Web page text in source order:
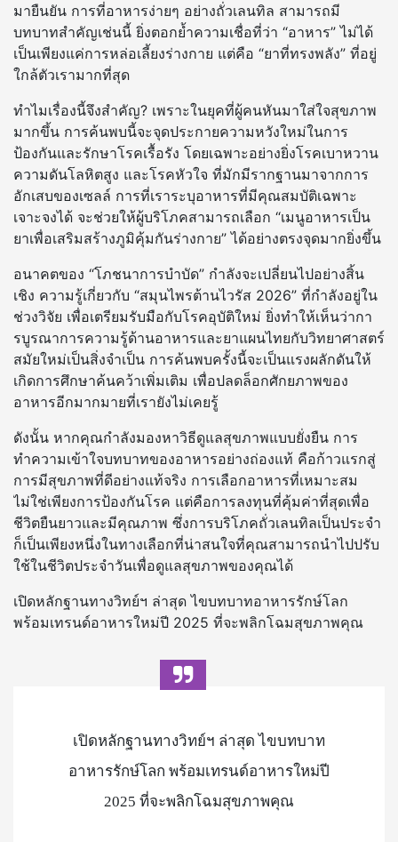
มายืนยัน การที่อาหารง่ายๆ อย่างถั่วเลนทิล สามารถมี
บทบาทสำคัญเช่นนี้ ยิ่งตอกย้ำความเชื่อที่ว่า “อาหาร” ไม่ได้
เป็นเพียงแค่การหล่อเลี้ยงร่างกาย แต่คือ “ยาที่ทรงพลัง” ที่อยู่
ใกล้ตัวเรามากที่สุด
ทำไมเรื่องนี้จึงสำคัญ? เพราะในยุคที่ผู้คนหันมาใส่ใจสุขภาพ
มากขึ้น การค้นพบนี้จะจุดประกายความหวังใหม่ในการ
ป้องกันและรักษาโรคเรื้อรัง โดยเฉพาะอย่างยิ่งโรคเบาหวาน
ความดันโลหิตสูง และโรคหัวใจ ที่มักมีรากฐานมาจากการ
อักเสบของเซลล์ การที่เราระบุอาหารที่มีคุณสมบัติเฉพาะ
เจาะจงได้ จะช่วยให้ผู้บริโภคสามารถเลือก “เมนูอาหารเป็น
ยาเพื่อเสริมสร้างภูมิคุ้มกันร่างกาย” ได้อย่างตรงจุดมากยิ่งขึ้น
อนาคตของ “โภชนาการบำบัด” กำลังจะเปลี่ยนไปอย่างสิ้น
เชิง ความรู้เกี่ยวกับ “สมุนไพรต้านไวรัส 2026” ที่กำลังอยู่ใน
ช่วงวิจัย เพื่อเตรียมรับมือกับโรคอุบัติใหม่ ยิ่งทำให้เห็นว่ากา
รบูรณาการความรู้ด้านอาหารและยาแผนไทยกับวิทยาศาสตร์
สมัยใหม่เป็นสิ่งจำเป็น การค้นพบครั้งนี้จะเป็นแรงผลักดันให้
เกิดการศึกษาค้นคว้าเพิ่มเติม เพื่อปลดล็อกศักยภาพของ
อาหารอีกมากมายที่เรายังไม่เคยรู้
ดังนั้น หากคุณกำลังมองหาวิธีดูแลสุขภาพแบบยั่งยืน การ
ทำความเข้าใจบทบาทของอาหารอย่างถ่องแท้ คือก้าวแรกสู่
การมีสุขภาพที่ดีอย่างแท้จริง การเลือกอาหารที่เหมาะสม
ไม่ใช่เพียงการป้องกันโรค แต่คือการลงทุนที่คุ้มค่าที่สุดเพื่อ
ชีวิตยืนยาวและมีคุณภาพ ซึ่งการบริโภคถั่วเลนทิลเป็นประจำ
ก็เป็นเพียงหนึ่งในทางเลือกที่น่าสนใจที่คุณสามารถนำไปปรับ
ใช้ในชีวิตประจำวันเพื่อดูแลสุขภาพของคุณได้
เปิดหลักฐานทางวิทย์ฯ ล่าสุด ไขบทบาทอาหารรักษ์โลก
พร้อมเทรนด์อาหารใหม่ปี 2025 ที่จะพลิกโฉมสุขภาพคุณ
เปิดหลักฐานทางวิทย์ฯ ล่าสุด ไขบทบาท
อาหารรักษ์โลก พร้อมเทรนด์อาหารใหม่ปี
2025 ที่จะพลิกโฉมสุขภาพคุณ